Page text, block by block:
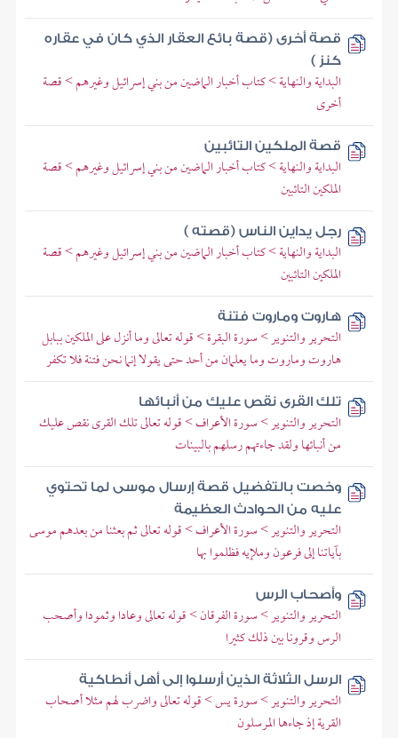
قصة أخرى (قصة بائع العقار الذي كان في عقاره
كنز )
البداية والنهاية > كتاب أخبار الماضين من بني إسرائيل وغيرهم > قصة
أخرى
قصة الملكين التائبين
البداية والنهاية > كتاب أخبار الماضين من بني إسرائيل وغيرهم > قصة
الملكين التائبين
رجل يداين الناس (قصته )
البداية والنهاية > كتاب أخبار الماضين من بني إسرائيل وغيرهم > قصة
الملكين التائبين
هاروت وماروت فتنة
التحرير والتنوير > سورة البقرة > قوله تعالى وما أنزل على الملكين ببابل
هاروت وماروت وما يعلمان من أحد حتى يقولا إنما نحن فتنة فلا تكفر
تلك القرى نقص عليك من أنبائها
التحرير والتنوير > سورة الأعراف > قوله تعالى تلك القرى نقص عليك
من أنبائها ولقد جاءتهم رسلهم بالبينات
وخصت بالتفضيل قصة إرسال موسى لما تحتوي
عليه من الحوادث العظيمة
التحرير والتنوير > سورة الأعراف > قوله تعالى ثم بعثنا من بعدهم موسى
بآياتنا إلى فرعون وملإيه فظلموا بها
وأصحاب الرس
التحرير والتنوير > سورة الفرقان > قوله تعالى وعادا وثمودا وأصحب
الرس وقرونا بين ذلك كثيرا
الرسل الثلاثة الذين أرسلوا إلى أهل أنطاكية
التحرير والتنوير > سورة يس > قوله تعالى واضرب لهم مثلا أصحاب
القرية إذ جاءها المرسلون